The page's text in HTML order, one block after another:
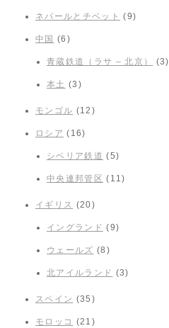
ネパールとチベット (9)
中国 (6)
青蔵鉄道（ラサ – 北京） (3)
本土 (3)
モンゴル (12)
ロシア (16)
シベリア鉄道 (5)
中央連邦管区 (11)
イギリス (20)
イングランド (9)
ウェールズ (8)
北アイルランド (3)
スペイン (35)
モロッコ (21)